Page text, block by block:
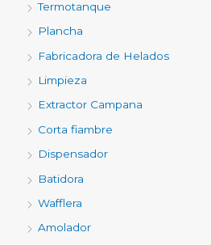
Termotanque
Plancha
Fabricadora de Helados
Limpieza
Extractor Campana
Corta fiambre
Dispensador
Batidora
Wafflera
Amolador